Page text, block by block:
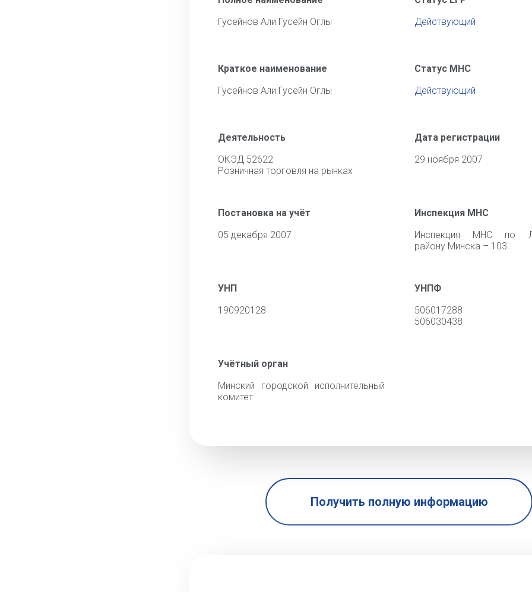
Гусейнов Али Гусейн Оглы
Действующий
Краткое наименование
Гусейнов Али Гусейн Оглы
Статус МНС
Действующий
Деятельность
ОКЭД 52622
Розничная торговля на рынках
Дата регистрации
29 ноября 2007
Постановка на учёт
05 декабря 2007
Инспекция МНС
Инспекция МНС по
району Минска – 103
УНП
190920128
УНПФ
506017288
506030438
Учётный орган
Минский городской исполнительный
комитет
Получить полную информацию